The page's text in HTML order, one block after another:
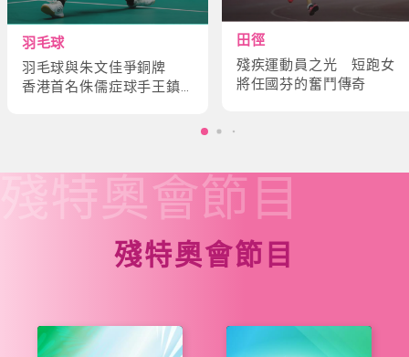
羽毛球
羽毛球與朱文佳爭銅牌
香港首名侏儒症球手王鎮
田徑
殘疾運動員之光 短跑女
將任國芬的奮鬥傳奇
殘特奧會節目
殘特奧會節目